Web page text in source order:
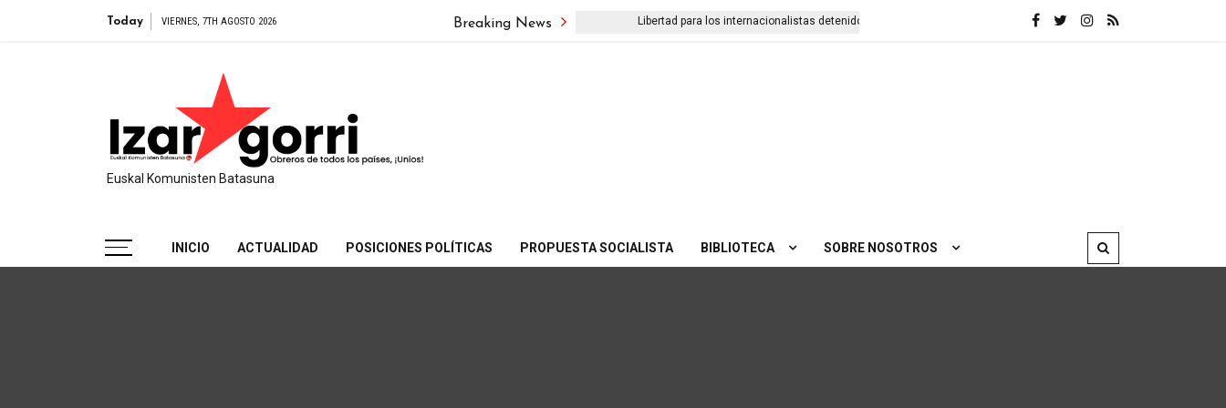
Today VIERNES, 7TH AGOSTO 2026 Breaking News
Egido presenta su libro ‘El viejo pueblo iraní no se doblegará’ Libertad para los internacionalistas detenidos Presentación de las obras completas de Lenin en Bilbao
Euskal Komunisten Batasuna
INICIO ACTUALIDAD POSICIONES POLÍTICAS PROPUESTA SOCIALISTA BIBLIOTECA SOBRE NOSOTROS